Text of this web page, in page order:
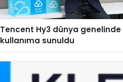
Tencent Hy3 dünya genelinde
kullanıma sunuldu